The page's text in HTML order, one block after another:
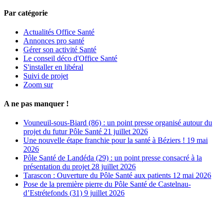
Par catégorie
Actualités Office Santé
Annonces pro santé
Gérer son activité Santé
Le conseil déco d'Office Santé
S'installer en libéral
Suivi de projet
Zoom sur
A ne pas manquer !
Vouneuil-sous-Biard (86) : un point presse organisé autour du
projet du futur Pôle Santé 21 juillet 2026
Une nouvelle étape franchie pour la santé à Béziers ! 19 mai
2026
Pôle Santé de Landéda (29) : un point presse consacré à la
présentation du projet 28 juillet 2026
Tarascon : Ouverture du Pôle Santé aux patients 12 mai 2026
Pose de la première pierre du Pôle Santé de Castelnau-
d’Estrétefonds (31) 9 juillet 2026